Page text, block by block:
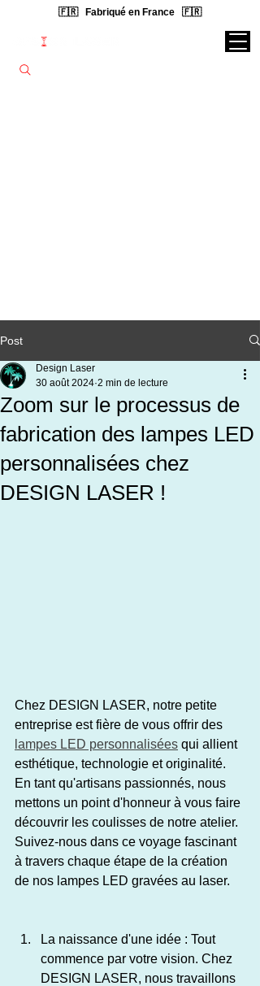
🇫🇷 Fabriqué en France 🇫🇷
Post
Zoom sur le processus de
fabrication des lampes LED
personnalisées chez
DESIGN LASER !
Design Laser
30 août 2024 2 min de lecture
Chez DESIGN LASER, notre petite
entreprise est fière de vous offrir des
lampes LED personnalisées qui allient
esthétique, technologie et originalité.
En tant qu'artisans passionnés, nous
mettons un point d'honneur à vous faire
découvrir les coulisses de notre atelier.
Suivez-nous dans ce voyage fascinant
à travers chaque étape de la création
de nos lampes LED gravées au laser.
La naissance d'une idée : Tout
commence par votre vision. Chez
DESIGN LASER, nous travaillons